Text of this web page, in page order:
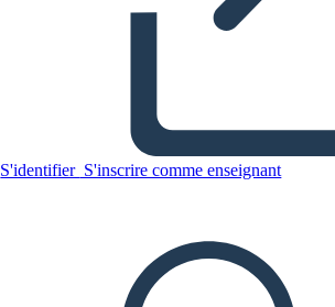
S'identifier S'inscrire comme enseignant
Copiez ce storyboard
CRÉER UN STORYBOARD
LIS-MOI